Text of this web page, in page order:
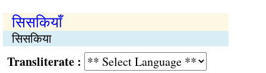
सिसकियाँ
सिसकिया
: